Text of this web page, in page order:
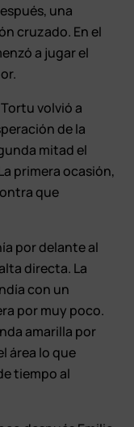
una
cruzado. En el
a jugar el
volvió a
de la
mitad el
primera ocasión,
que
por delante al
directa. La
con un
por muy poco.
amarilla por
área lo que
tiempo al